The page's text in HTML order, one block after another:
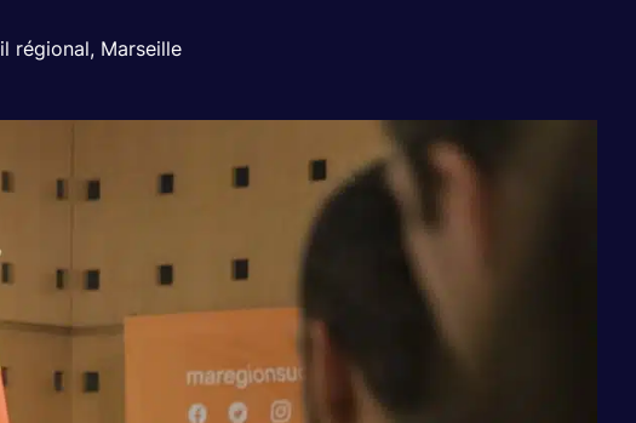
régional, Marseille